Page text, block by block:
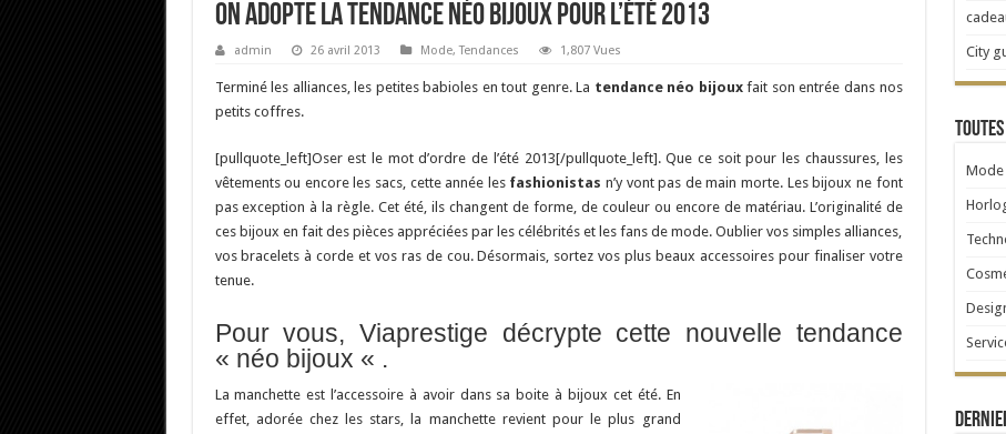
On adopte la tendance néo bijoux pour l’été 2013
admin 26 avril 2013 Mode,Tendances 1,807 Vues
Terminé les alliances, les petites babioles en tout genre. La tendance néo bijouxfait son entrée dans nos
petits coffres.
[pullquote_left]Oser est le mot d’ordre de l’été 2013[/pullquote_left]. Que ce soit pour les chaussures, les
vêtements ou encore les sacs, cette année les fashionistas n’y vont pas de main morte. Les bijoux ne font
pas exception à la règle. Cet été, ils changent de forme, de couleur ou encore de matériau. L’originalité de
ces bijoux en fait des pièces appréciées par les célébrités et les fans de mode. Oublier vos simples alliances,
vos bracelets à corde et vos ras de cou. Désormais, sortez vos plus beaux accessoires pour finaliser votre
tenue.
Pour vous, Viaprestige décrypte cette nouvelle tendance
« néo bijoux « .
La manchette est l’accessoire à avoir dans sa boite à bijoux cet été. En
effet, adorée chez les stars, la manchette revient pour le plus grand
City
Mode